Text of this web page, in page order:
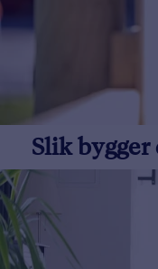
Slik bygger